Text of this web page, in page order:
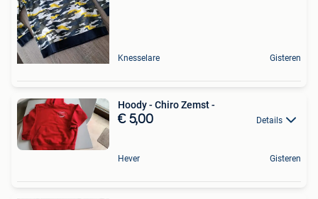
Knesselare Gisteren
Hoody - Chiro Zemst -
€ 5,00 Details
Hever Gisteren